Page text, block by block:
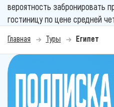
вероятность забронировать
гостиницу по цене средней
Главная Туры Египет